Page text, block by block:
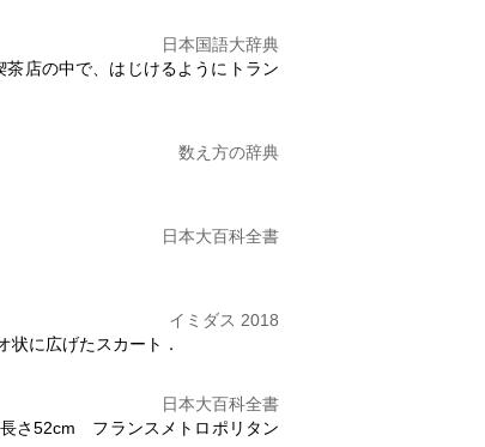
日本国語大辞典
店の中で、はじけるように トラン
数え方の辞典
日本大百科全書
イミダス 2018
状に広げたスカート．
日本大百科全書
さ52cm フランスメトロポリタン